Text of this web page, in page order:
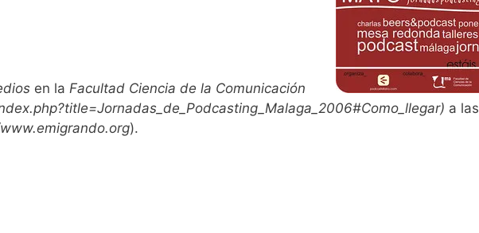
en la Facultad Ciencia de la Comunicación
) a las
).